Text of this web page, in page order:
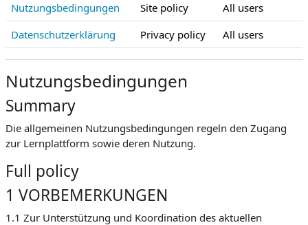
Nutzungsbedingungen
Site policy
All users
Datenschutzerklärung
Privacy policy All users
Nutzungsbedingungen
Summary
Die allgemeinen Nutzungsbedingungen regeln den Zugang
zur Lernplattform sowie deren Nutzung.
Full policy
1 VORBEMERKUNGEN
1.1 Zur Unterstützung und Koordination des aktuellen